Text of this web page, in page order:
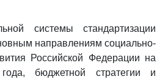
системы стандартизации
направлениям социально-
Российской Федерации на
бюджетной стратегии и